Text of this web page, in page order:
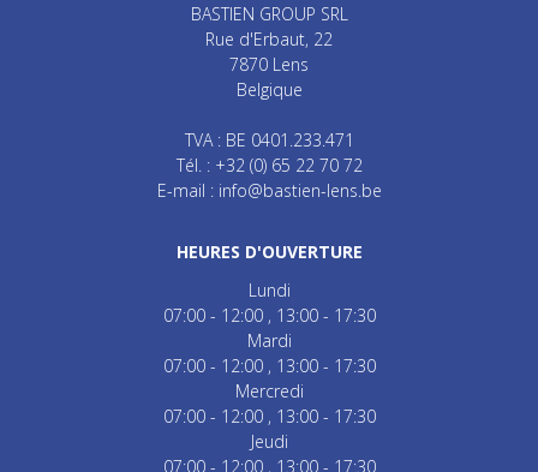
BASTIEN GROUP SRL
Rue d'Erbaut, 22
7870 Lens
Belgique
TVA : BE 0401.233.471
Tél. : +32 (0) 65 22 70 72
E-mail : info@bastien-lens.be
HEURES D'OUVERTURE
Lundi
07:00 - 12:00
13:00 - 17:30
Mardi
07:00 - 12:00
13:00 - 17:30
Mercredi
07:00 - 12:00
13:00 - 17:30
Jeudi
07:00 - 12:00
13:00 - 17:30